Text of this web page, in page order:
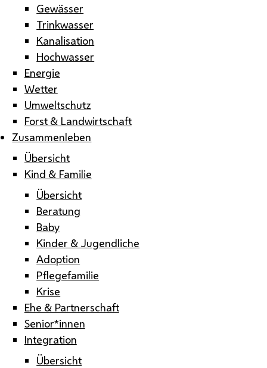
Gewässer
Trinkwasser
Kanalisation
Hochwasser
Energie
Wetter
Umweltschutz
Forst & Landwirtschaft
Zusammenleben
Übersicht
Kind & Familie
Übersicht
Beratung
Baby
Kinder & Jugendliche
Adoption
Pflegefamilie
Krise
Ehe & Partnerschaft
Senior*innen
Integration
Übersicht